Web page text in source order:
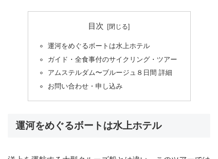
目次
運河をめぐるボートは水上ホテル
ガイド・全食事付のサイクリング・ツアー
アムステルダム〜ブルージュ８日間 詳細
お問い合わせ・申し込み
運河をめぐるボートは水上ホテル